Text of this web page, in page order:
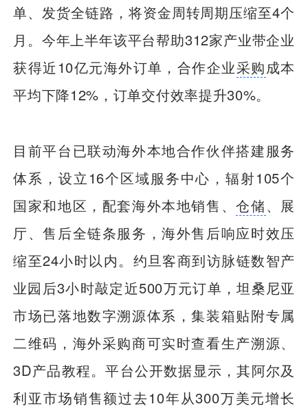
单、发货全链路，将资金周转周期压缩至4个
月。今年上半年该平台帮助312家产业带企业
获得近10亿元海外订单，合作企业采购成本
平均下降12%，订单交付效率提升30%。
目前平台已联动海外本地合作伙伴搭建服务
体系，设立16个区域服务中心，辐射105个
国家和地区，配套海外本地销售、仓储、展
厅、售后全链条服务，海外售后响应时效压
缩至24小时以内。约旦客商到访脉链数智产
业园后3小时敲定近500万元订单，坦桑尼亚
市场已落地数字溯源体系，集装箱贴附专属
二维码，海外采购商可实时查看生产溯源、
3D产品教程。平台公开数据显示，其阿尔及
利亚市场销售额过去10年从300万美元增长